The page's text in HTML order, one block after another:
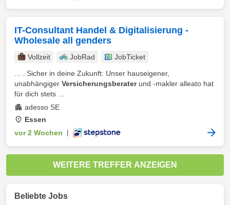
IT-Consultant Handel & Digitalisierung -
Wholesale all genders
Vollzeit JobRad
JobTicket
... . Sicher in deine Zukunft: Unser hauseigener,
unabhängiger Versicherungsberaterund -makler alleato hat
für dich stets ...
adesso SE
Essen
vor 2 Wochen
WEITERE TREFFER ANZEIGEN
Beliebte Jobs